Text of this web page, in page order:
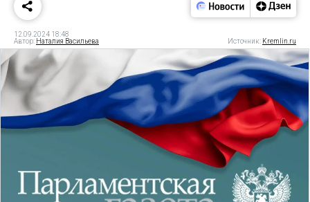
12.09.2024 18:48
Автор: Наталия Васильева Источник: Kremlin.ru